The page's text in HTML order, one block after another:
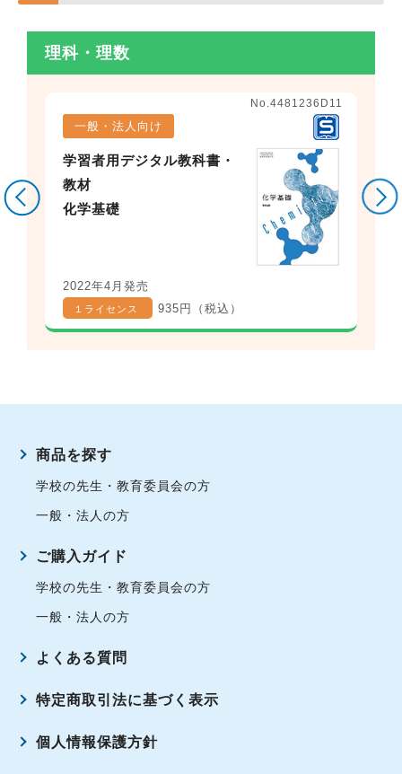
理科・理数
一般・法人向け
No.4481236D11
学習者用デジタル教科書・
教材
化学基礎
2022年4月発売
１ライセンス 935円（税込）
商品を探す
学校の先生・教育委員会の方
一般・法人の方
ご購入ガイド
学校の先生・教育委員会の方
一般・法人の方
よくある質問
特定商取引法に基づく表示
個人情報保護方針